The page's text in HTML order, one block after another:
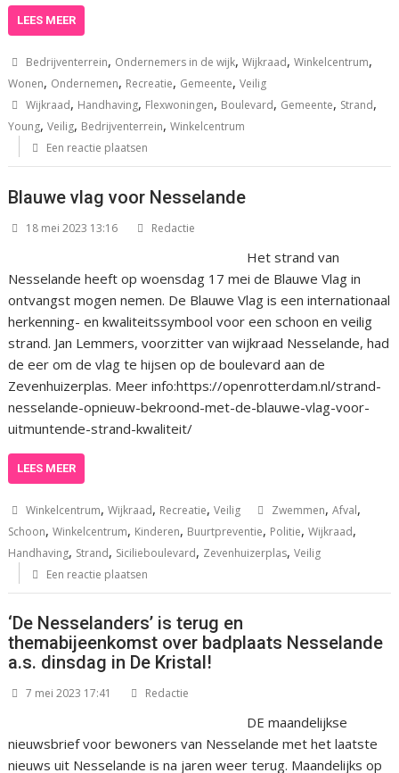
LEES MEER
Bedrijventerrein, Ondernemers in de wijk,Wijkraad,Winkelcentrum,
Wonen, Ondernemen, Recreatie, Gemeente,Veilig
Wijkraad, Handhaving, Flexwoningen, Boulevard, Gemeente, Strand,
Young,Veilig, Bedrijventerrein,Winkelcentrum
Een reactie plaatsen
Blauwe vlag voor Nesselande
18 mei 2023 13:16 Redactie
Het strand van
Nesselande heeft op woensdag 17 mei de Blauwe Vlag in
ontvangst mogen nemen. De Blauwe Vlag is een internationaal
herkenning- en kwaliteitssymbool voor een schoon en veilig
strand. Jan Lemmers, voorzitter van wijkraad Nesselande, had
de eer om de vlag te hijsen op de boulevard aan de
Zevenhuizerplas. Meer info:https://openrotterdam.nl/strand-
nesselande-opnieuw-bekroond-met-de-blauwe-vlag-voor-
uitmuntende-strand-kwaliteit/
LEES MEER
Winkelcentrum,Wijkraad, Recreatie,Veilig Zwemmen,Afval,
Schoon,Winkelcentrum, Kinderen, Buurtpreventie, Politie,Wijkraad,
Handhaving, Strand, Sicilieboulevard, Zevenhuizerplas,Veilig
Een reactie plaatsen
‘De Nesselanders’ is terug en
themabijeenkomst over badplaats Nesselande
a.s. dinsdag in De Kristal!
7 mei 2023 17:41 Redactie
DE maandelijkse
nieuwsbrief voor bewoners van Nesselande met het laatste
nieuws uit Nesselande is na jaren weer terug. Maandelijks op